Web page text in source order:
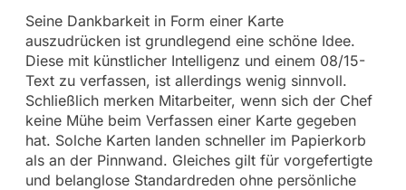
Seine Dankbarkeit in Form einer Karte
auszudrücken ist grundlegend eine schöne Idee.
Diese mit künstlicher Intelligenz und einem 08/15-
Text zu verfassen, ist allerdings wenig sinnvoll.
Schließlich merken Mitarbeiter, wenn sich der Chef
keine Mühe beim Verfassen einer Karte gegeben
hat. Solche Karten landen schneller im Papierkorb
als an der Pinnwand. Gleiches gilt für vorgefertigte
und belanglose Standardreden ohne persönliche